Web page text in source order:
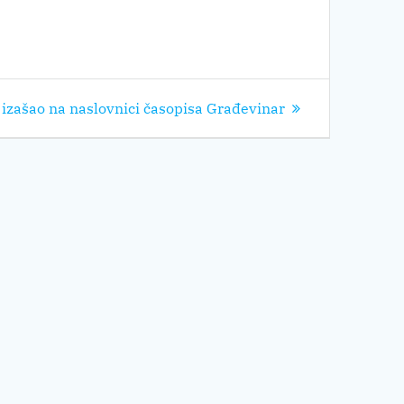
na naslovnici časopisa Građevinar